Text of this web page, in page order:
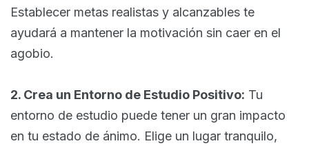
Establecer metas realistas y alcanzables te
ayudará a mantener la motivación sin caer en el
agobio.
2. Crea un Entorno de Estudio Positivo: Tu
entorno de estudio puede tener un gran impacto
en tu estado de ánimo. Elige un lugar tranquilo,